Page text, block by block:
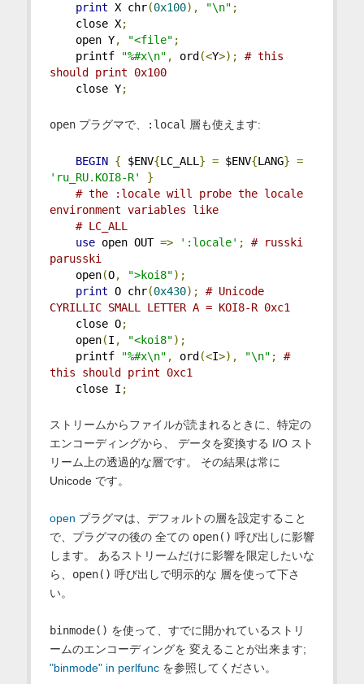
print X chr(0x100), "\n" ;
close X;
open Y, "<file" ;
printf
"%#x\n" , ord (<Y>);
# this
should print 0x100
close Y;
openプラグマで、 :local 層も使えます:
BEGIN { $ENV{LC_ALL} = $ENV{LANG} =
'ru_RU.KOI8-R'
}
# the :locale will probe the locale
environment variables like
# LC_ALL
use open OUT => ':locale' ;
# russki
parusski
open(O, ">koi8");
print O chr(0x430);
# Unicode
CYRILLIC SMALL LETTER A = KOI8-R 0xc1
close O;
open(I , "<koi8");
printf
"%#x\n" , ord (<I>), "\n" ;
#
this should print 0xc1
close I ;
ストリームからファイルが読まれるときに、特定の
エンコーディングから、 データを変換する I/O スト
リーム上の透過的な層です。 その結果は常に
Unicode です。
open プラグマは、デフォルトの層を設定すること
で、プラグマの後の 全ての open() 呼び出しに影響
します。 あるストリームだけに影響を限定したいな
ら、 open() 呼び出しで明示的な 層を使って下さ
い。
binmode() を使って、すでに開かれているストリ
ームのエンコーディングを 変えることが出来ます;
"binmode" in perlfuncを参照してください。